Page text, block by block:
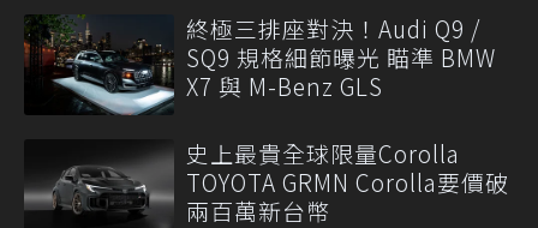
終極三排座對決！Audi Q9 /
SQ9 規格細節曝光 瞄準 BMW
X7 與 M-Benz GLS
史上最貴全球限量Corolla
TOYOTA GRMN Corolla要價破
兩百萬新台幣